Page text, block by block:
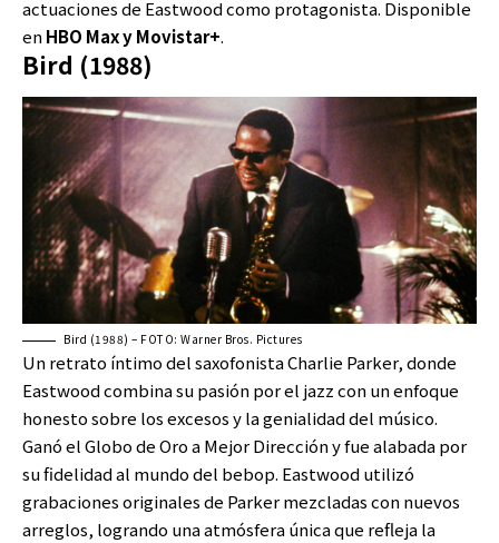
actuaciones de Eastwood como protagonista. Disponible
enHBO Max y Movistar+.
Bird (1988)
Bird (1988) – FOTO: Warner Bros. Pictures
Un retrato íntimo del saxofonista Charlie Parker, donde
Eastwood combina su pasión por el jazz con un enfoque
honesto sobre los excesos y la genialidad del músico.
Ganó el Globo de Oro a Mejor Dirección y fue alabada por
su fidelidad al mundo del bebop. Eastwood utilizó
grabaciones originales de Parker mezcladas con nuevos
arreglos, logrando una atmósfera única que refleja la